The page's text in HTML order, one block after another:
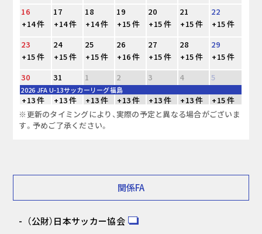
16
17 18 19 20 21
22
+14 件
+14 件 +14 件 +15 件 +15 件 +15 件
+15 件
23
24 25 26 27 28
29
+15 件
+15 件 +15 件 +16 件 +15 件 +15 件
+15 件
30
31 1 2 3 4 5
2026 JFA U-13サッカーリーグ福島
+13 件 +13 件 +13 件 +13 件 +13 件 +13 件
+15 件
※更新のタイミングにより、実際の予定と異なる場合がございま
す。予めご了承ください。
関係FA
（公財）日本サッカー協会